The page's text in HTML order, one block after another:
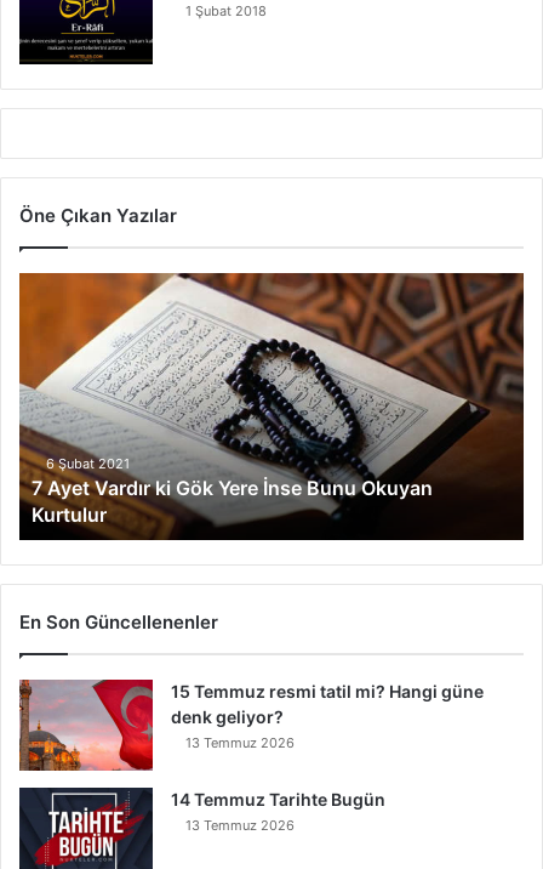
1 Şubat 2018
Öne Çıkan Yazılar
t
V
a
r
d
r
k
i
G
Y
e
r
e
n
s
6 Şubat 2021
7 Ayet Vardır ki Gök Yere İnse Bunu Okuyan
Kurtulur
En Son Güncellenenler
15 Temmuz resmi tatil mi? Hangi güne
denk geliyor?
13 Temmuz 2026
14 Temmuz Tarihte Bugün
13 Temmuz 2026